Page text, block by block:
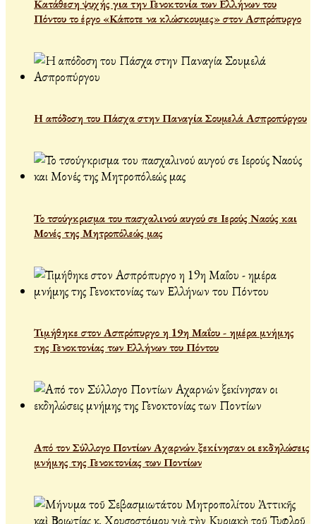
Κατάθεση ψυχής για την Γενοκτονία των Ελλήνων του
Πόντου το έργο «Κάποτε να κλώσκουμες» στον Ασπρόπυργο
Η απόδοση του Πάσχα στην Παναγία Σουμελά Ασπροπύργου
Το τσούγκρισμα του πασχαλινού αυγού σε Ιερούς Ναούς και
Μονές της Μητροπόλεώς μας
Τιμήθηκε στον Ασπρόπυργο η 19η Μαΐου - ημέρα μνήμης
της Γενοκτονίας των Ελλήνων του Πόντου
Από τον Σύλλογο Ποντίων Αχαρνών ξεκίνησαν οι εκδηλώσεις
μνήμης της Γενοκτονίας των Ποντίων